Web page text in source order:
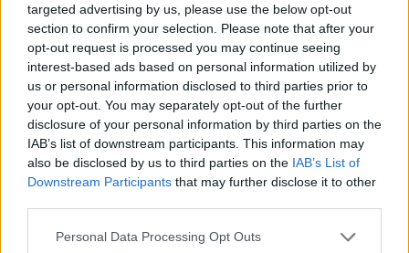
targeted advertising by us, please use the below opt-out
section to confirm your selection. Please note that after your
opt-out request is processed you may continue seeing
interest-based ads based on personal information utilized by
us or personal information disclosed to third parties prior to
your opt-out. You may separately opt-out of the further
disclosure of your personal information by third parties on the
IAB’s list of downstream participants. This information may
also be disclosed by us to third parties on the IAB’s List of
Downstream Participants that may further disclose it to other
Personal Data Processing Opt Outs
Cuidados esenciales en el embarazo durante el
verano
LEER